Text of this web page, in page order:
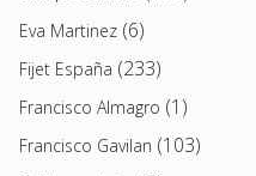
Eva Martinez (6)
Fijet España (233)
Francisco Almagro (1)
Francisco Gavilan (103)